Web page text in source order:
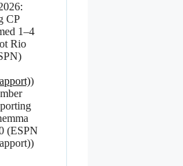
CP
1–4
Rio
)
(ESPN